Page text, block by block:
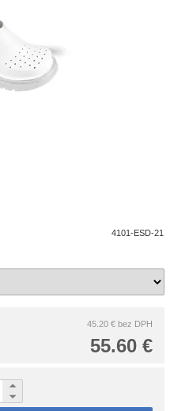
4101-ESD-21
45.20 € bez DPH
55.60 €